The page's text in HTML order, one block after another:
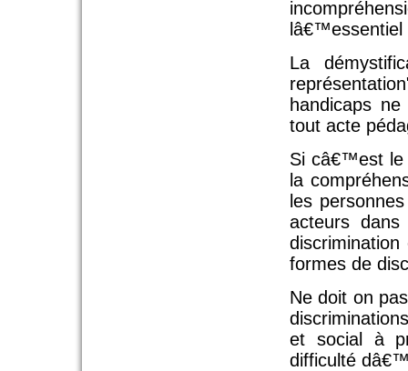
lâ€™essentiel
La
handicaps
tout acte
Si câ€™est le
la
les
acteurs
formes de
Ne doit on
et social à
difficulté